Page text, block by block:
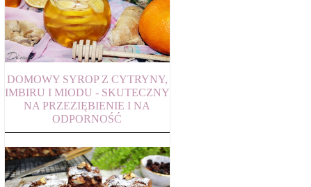
DOMOWY SYROP Z CYTRYNY,
IMBIRU I MIODU - SKUTECZNY
NA PRZEZIĘBIENIE I NA
ODPORNOŚĆ